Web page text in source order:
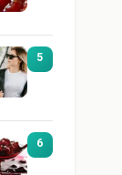
5
6